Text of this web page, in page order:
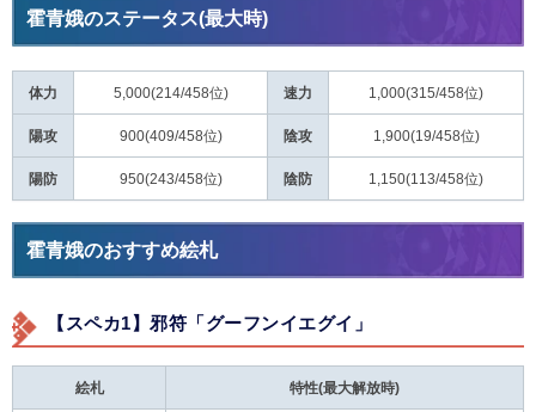
霍青娥のステータス(最大時)
体力 5,000(214/458位) 速力 1,000(315/458位)
陽攻 900(409/458位) 陰攻 1,900(19/458位)
陽防 950(243/458位) 陰防 1,150(113/458位)
霍青娥のおすすめ絵札
【スペカ1】邪符「グーフンイエグイ」
絵札 特性(最大解放時)